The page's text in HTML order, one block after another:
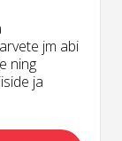
jm abi
ning
ja